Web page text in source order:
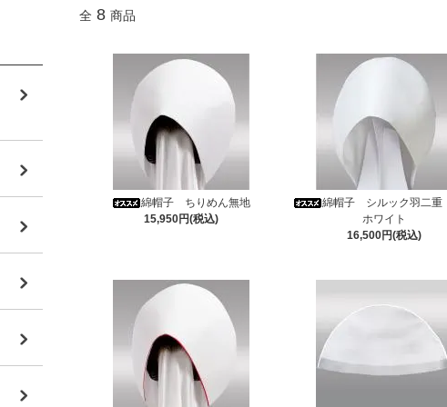
全 8 商品
綿帽子 ちりめん無地
15,950円(税込)
綿帽子 シルック羽二
ホワイト
16,500円(税込)